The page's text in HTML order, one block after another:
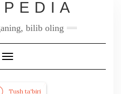
bilib oling
Toggle
Navigation
Tush ta'biri